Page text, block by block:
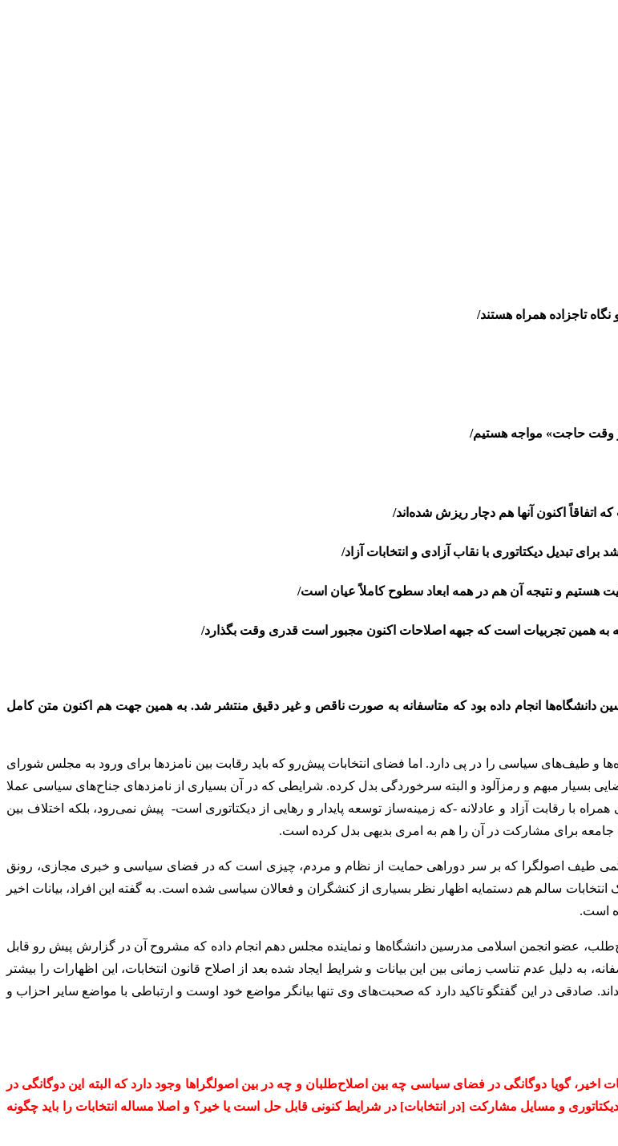
تاجزاده همراه هستند/
وقت حاجت» مواجه هستیم/
اکنون آنها هم دچار ریزش شده‌اند/
برای تبدیل دیکتاتوری با نقاب آزادی و انتخابات آزاد/
و نتیجه آن هم در همه ابعاد سطوح کاملاً عیان است/
دانشگاه‌ها انجام داده بود که متاسفانه به صورت ناقص و غیر دقیق منتشر شد. به همین جهت هم اکنون متن کامل
و طیف‌های سیاسی را در پی دارد. اما فضای انتخابات پیش‌رو که باید رقابت بین نامزدها برای ورود به مجلس شورای
بسیار مبهم و رمزآلود و البته سرخوردگی بدل کرده. شرایطی که در آن بسیاری از نامزدهای جناح‌های سیاسی عملا
با رقابت آزاد و عادلانه -که زمینه‌ساز توسعه پایدار و رهایی از دیکتاتوری است- پیش نمی‌رود، بلکه اختلاف بین
جامعه برای مشارکت در آن را هم به امری بدیهی بدل کرده است.
طیف اصولگرا که بر سر دوراهی حمایت از نظام و مردم، چیزی است که در فضای سیاسی و خبری مجازی، رونق
سالم هم دستمایه اظهار نظر بسیاری از کنشگران و فعالان سیاسی شده است. به گفته این افراد، بیانات اخیر
است.
عضو انجمن اسلامی مدرسین دانشگاه‌ها و نماینده مجلس دهم انجام داده که مشروح آن در گزارش پیش رو قابل
دلیل عدم تناسب زمانی بین این بیانات و شرایط ایجاد شده بعد از اصلاح قانون انتخابات، این اظهارات را بیشتر
صادقی در این گفتگو تاکید دارد که صحبت‌های وی تنها بیانگر مواضع خود اوست و ارتباطی با مواضع سایر احزاب و
اخیر، گویا دوگانگی در فضای سیاسی چه بین اصلاح‌طلبان و چه در بین اصولگراها وجود دارد که البته این دوگانگی در
و مسایل مشارکت [در انتخابات] در شرایط کنونی قابل حل است یا خیر؟ و اصلا مساله انتخابات را باید چگونه